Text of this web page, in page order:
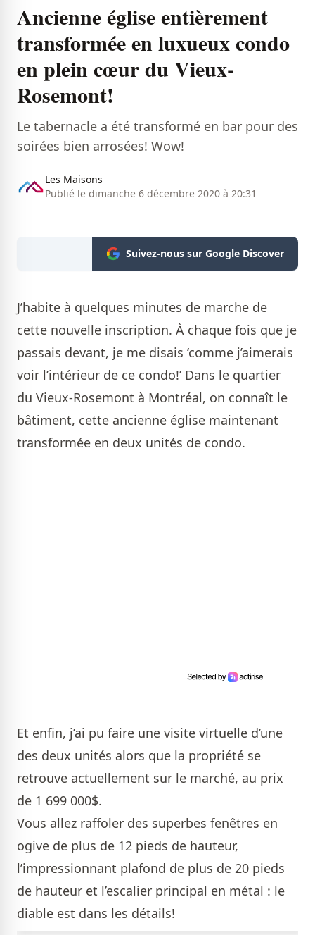
Ancienne église entièrement
transformée en luxueux condo
en plein cœur du Vieux-
Rosemont!
Le tabernacle a été transformé en bar pour des
soirées bien arrosées! Wow!
Les Maisons
Publié le dimanche 6 décembre 2020 à 20:31
Suivez-nous sur Google Discover
J’habite à quelques minutes de marche de
cette nouvelle inscription. À chaque fois que je
passais devant, je me disais ‘comme j’aimerais
voir l’intérieur de ce condo!’ Dans le quartier
du Vieux-Rosemont à Montréal, on connaît le
bâtiment, cette ancienne église maintenant
transformée en deux unités de condo.
Et enfin, j’ai pu faire une visite virtuelle d’une
des deux unités alors que la propriété se
retrouve actuellement sur le marché, au prix
de 1 699 000$.
Vous allez raffoler des superbes fenêtres en
ogive de plus de 12 pieds de hauteur,
l’impressionnant plafond de plus de 20 pieds
de hauteur et l’escalier principal en métal : le
diable est dans les détails!